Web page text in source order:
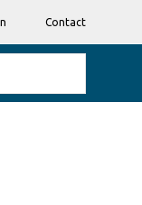
Contact